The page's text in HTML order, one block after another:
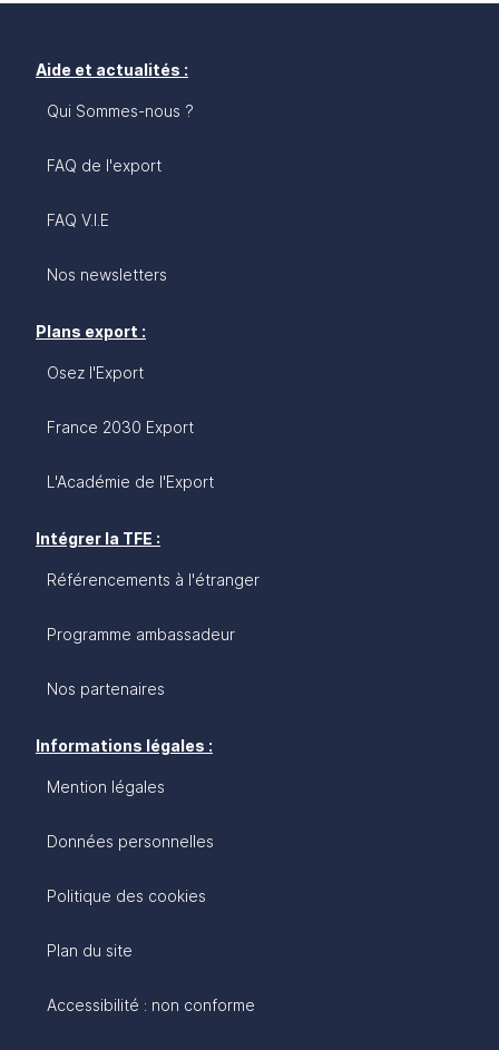
Aide et actualités :
Qui Sommes-nous ?
FAQ de l'export
FAQ V.I.E
Nos newsletters
Plans export :
Osez l'Export
France 2030 Export
L'Académie de l'Export
Intégrer la TFE :
Référencements à l'étranger
Programme ambassadeur
Nos partenaires
Informations légales :
Mention légales
Données personnelles
Politique des cookies
Plan du site
Accessibilité : non conforme